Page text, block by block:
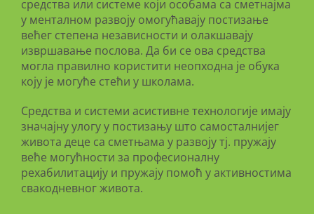
средства или системе који особама са сметнајма
у менталном развоју омогућавају постизање
већег степена независности и олакшавају
извршавање послова. Да би се ова средства
могла правилно користити неопходна је обука
коју је могуће стећи у школама.
Средства и системи асистивне технологије имају
значајну улогу у постизању што самосталнијег
живота деце са сметњама у развоју тј. пружају
веће могућности за професионалну
рехабилитацију и пружају помоћ у активностима
свакодневног живота.